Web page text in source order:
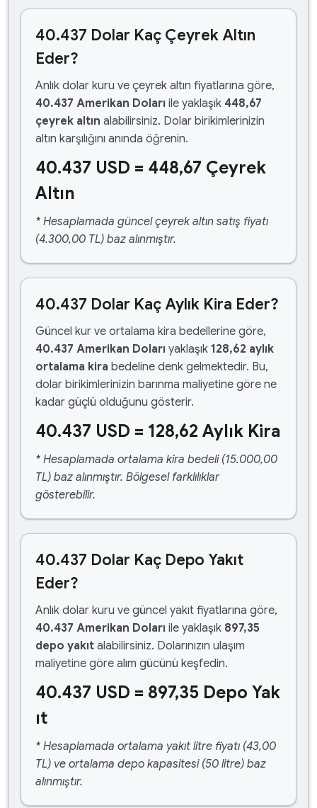
40.437 Dolar Kaç Çeyrek Altın
Eder?
Anlık dolar kuru ve çeyrek altın fiyatlarına göre,
40.437 Amerikan Doları ile yaklaşık 448,67
çeyrek altın alabilirsiniz. Dolar birikimlerinizin
altın karşılığını anında öğrenin.
40.437 USD = 448,67 Çeyrek
Altın
* Hesaplamada güncel çeyrek altın satış fiyatı
(4.300,00 TL) baz alınmıştır.
40.437 Dolar Kaç Aylık Kira Eder?
Güncel kur ve ortalama kira bedellerine göre,
40.437 Amerikan Doları yaklaşık 128,62 aylık
ortalama kira bedeline denk gelmektedir. Bu,
dolar birikimlerinizin barınma maliyetine göre ne
kadar güçlü olduğunu gösterir.
40.437 USD = 128,62 Aylık Kira
* Hesaplamada ortalama kira bedeli (15.000,00
TL) baz alınmıştır. Bölgesel farklılıklar
gösterebilir.
40.437 Dolar Kaç Depo Yakıt
Eder?
Anlık dolar kuru ve güncel yakıt fiyatlarına göre,
40.437 Amerikan Doları ile yaklaşık 897,35
depo yakıt alabilirsiniz. Dolarınızın ulaşım
maliyetine göre alım gücünü keşfedin.
40.437 USD = 897,35 Depo Yak
ıt
* Hesaplamada ortalama yakıt litre fiyatı (43,00
TL) ve ortalama depo kapasitesi (50 litre) baz
alınmıştır.